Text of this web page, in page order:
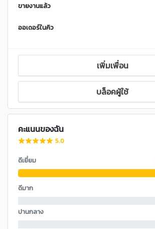
ขายงานแล้ว
ออเดอร์ในคิว
เพิ่มเพื่อน
บล็อคผู้ใช้
คะแนนของฉัน
5.0
ดีเยี่ยม
ดีมาก
ปานกลาง